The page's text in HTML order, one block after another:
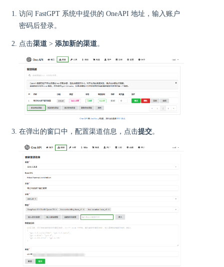
访问 FastGPT 系统中提供的 OneAPI 地址，输入账户
密码后登录。
点击渠道 > 添加新的渠道。
在弹出的窗口中，配置渠道信息，点击提交。